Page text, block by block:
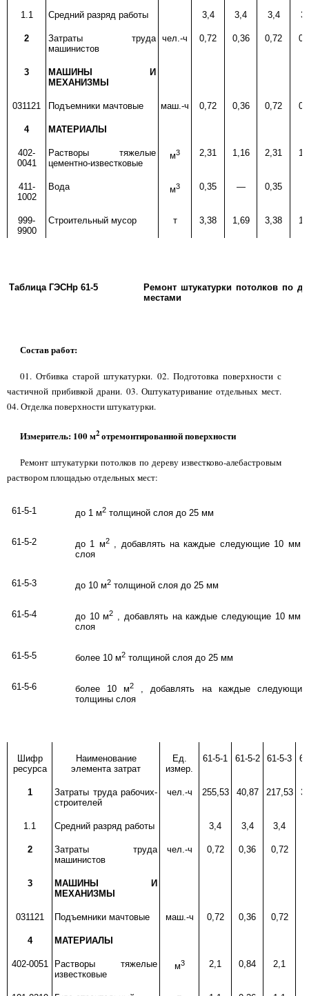
1.1 Средний разряд работы 3,4 3,4 3,4
2
Затраты труда
машинистов
чел.-ч 0,72 0,36 0,72
3
МАШИНЫ И
МЕХАНИЗМЫ
031121 Подъемники мачтовые маш.-ч 0,72 0,36 0,72
4 МАТЕРИАЛЫ
402-
0041
Растворы тяжелые
цементно-известковые
м3 2,31 1,16 2,31
411-
1002
Вода м3 0,35 — 0,35
999-
9900
Строительный мусор т 3,38 1,69 3,38
Таблица ГЭСНр 61-5
Ремонт штукатурки потолков по
местами
Состав работ:
01. Отбивка старой штукатурки. 02. Подготовка поверхности с
частичной прибивкой драни. 03. Оштукатуривание отдельных мест.
04. Отделка поверхности штукатурки.
Измеритель: 100 м2отремонтированной поверхности
Ремонт штукатурки потолков по дереву известково-алебастровым
раствором площадью отдельных мест:
61-5-1 до 1 м2 толщиной слоя до 25 мм
61-5-2 до 1 м2, добавлять на каждые следующие 10 мм
слоя
61-5-3 до 10 м2 толщиной слоя до 25 мм
61-5-4 до 10 м2
, добавлять на каждые следующие 10 мм
слоя
61-5-5 более 10 м2 толщиной слоя до 25 мм
61-5-6 более 10 м2
, добавлять на каждые
толщины слоя
Шифр
ресурса
Наименование
элемента затрат
Ед.
измер.
61-5-1 61-5-2 61-5-3
1
Затраты труда рабочих-
строителей
чел.-ч 255,53 40,87 217,53
1.1 Средний разряд работы 3,4 3,4 3,4
2
Затраты труда
машинистов
чел.-ч 0,72 0,36 0,72
3
МАШИНЫ И
МЕХАНИЗМЫ
031121 Подъемники мачтовые маш.-ч 0,72 0,36 0,72
4 МАТЕРИАЛЫ
402-0051
Растворы тяжелые
известковые
м3 2,1 0,84 2,1